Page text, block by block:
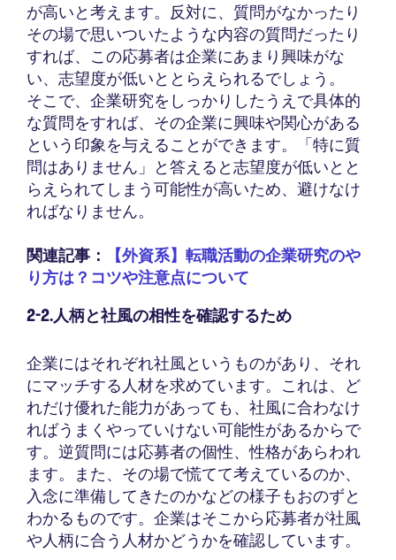
が高いと考えます。反対に、質問がなかったり
その場で思いついたような内容の質問だったり
すれば、この応募者は企業にあまり興味がな
い、志望度が低いととらえられるでしょう。
そこで、企業研究をしっかりしたうえで具体的
な質問をすれば、その企業に興味や関心がある
という印象を与えることができます。「特に質
問はありません」と答えると志望度が低いとと
らえられてしまう可能性が高いため、避けなけ
ればなりません。
関連記事：
【外資系】転職活動の企業研究のや
り方は？コツや注意点について
2-2.人柄と社風の相性を確認するため
企業にはそれぞれ社風というものがあり、それ
にマッチする人材を求めています。これは、ど
れだけ優れた能力があっても、社風に合わなけ
ればうまくやっていけない可能性があるからで
す。逆質問には応募者の個性、性格があらわれ
ます。また、その場で慌てて考えているのか、
入念に準備してきたのかなどの様子もおのずと
わかるものです。企業はそこから応募者が社風
や人柄に合う人材かどうかを確認しています。